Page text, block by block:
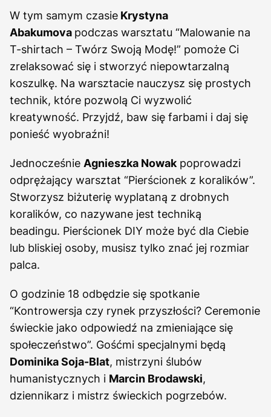
W tym samym czasie Krystyna
Abakumova podczas warsztatu “Malowanie na
T-shirtach – Twórz Swoją Modę!” pomoże Ci
zrelaksować się i stworzyć niepowtarzalną
koszulkę. Na warsztacie nauczysz się prostych
technik, które pozwolą Ci wyzwolić
kreatywność. Przyjdź, baw się farbami i daj się
ponieść wyobraźni!
Jednocześnie Agnieszka Nowak poprowadzi
odprężający warsztat “Pierścionek z koralików”.
Stworzysz biżuterię wyplataną z drobnych
koralików, co nazywane jest techniką
beadingu. Pierścionek DIY może być dla Ciebie
lub bliskiej osoby, musisz tylko znać jej rozmiar
palca.
O godzinie 18 odbędzie się spotkanie
“Kontrowersja czy rynek przyszłości? Ceremonie
świeckie jako odpowiedź na zmieniające się
społeczeństwo”. Gośćmi specjalnymi będą
Dominika Soja-Blat, mistrzyni ślubów
humanistycznych i Marcin Brodawski,
dziennikarz i mistrz świeckich pogrzebów.